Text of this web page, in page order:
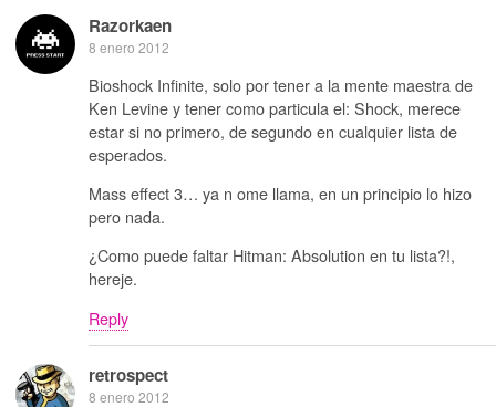
Razorkaen
8 enero 2012
Bioshock Infinite, solo por tener a la mente maestra de
Ken Levine y tener como particula el: Shock, merece
estar si no primero, de segundo en cualquier lista de
esperados.
Mass effect 3… ya n ome llama, en un principio lo hizo
pero nada.
¿Como puede faltar Hitman: Absolution en tu lista?!,
hereje.
Reply
retrospect
8 enero 2012